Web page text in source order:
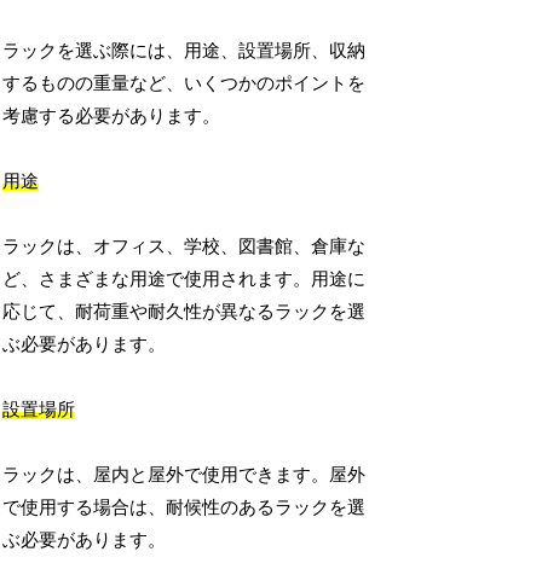
ラックを選ぶ際には、用途、設置場所、収納
するものの重量など、いくつかのポイントを
考慮する必要があります。
用途
ラックは、オフィス、学校、図書館、倉庫な
ど、さまざまな用途で使用されます。用途に
応じて、耐荷重や耐久性が異なるラックを選
ぶ必要があります。
設置場所
ラックは、屋内と屋外で使用できます。屋外
で使用する場合は、耐候性のあるラックを選
ぶ必要があります。